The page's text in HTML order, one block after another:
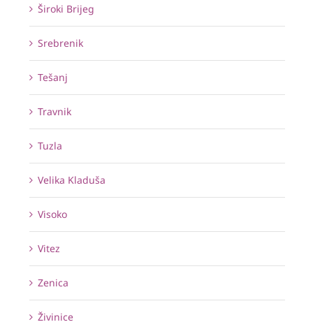
Široki Brijeg
Srebrenik
Tešanj
Travnik
Tuzla
Velika Kladuša
Visoko
Vitez
Zenica
Živinice